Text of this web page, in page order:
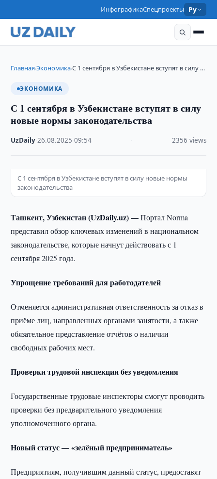
ИнфографикаСпецпроекты Ру
Главная›Экономика›С 1 сентября в Узбекистане вступят в силу …
ЭКОНОМИКА
С 1 сентября в Узбекистане вступят в силу
новые нормы законодательства
UzDaily ·26.08.2025 ·09:54 2356 views
С 1 сентября в Узбекистане вступят в силу новые нормы
законодательства
Ташкент, Узбекистан (UzDaily.uz) —Портал Norma
представил обзор ключевых изменений в национальном
законодательстве, которые начнут действовать с 1
сентября 2025 года.
Упрощение требований для работодателей
Отменяется административная ответственность за отказ в
приёме лиц, направленных органами занятости, а также
обязательное представление отчётов о наличии
свободных рабочих мест.
Проверки трудовой инспекции без уведомления
Государственные трудовые инспекторы смогут проводить
проверки без предварительного уведомления
уполномоченного органа.
Новый статус — «зелёный предприниматель»
Предприятиям, получившим данный статус, предоставят